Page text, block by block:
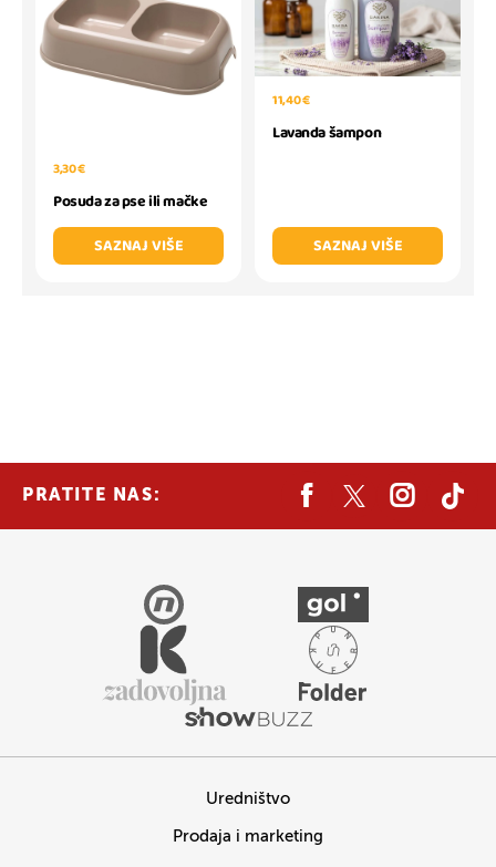
3,30 €
Posuda za pse ili mačke
SAZNAJ VIŠE
11,40 €
Lavanda šampon
SAZNAJ VIŠE
PRATITE NAS:
Uredništvo
Prodaja i marketing